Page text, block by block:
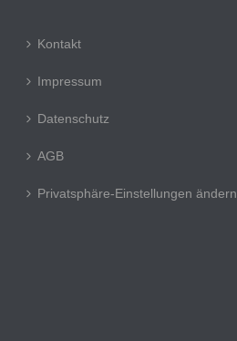
Kontakt
Impressum
Datenschutz
AGB
Privatsphäre-Einstellungen ändern